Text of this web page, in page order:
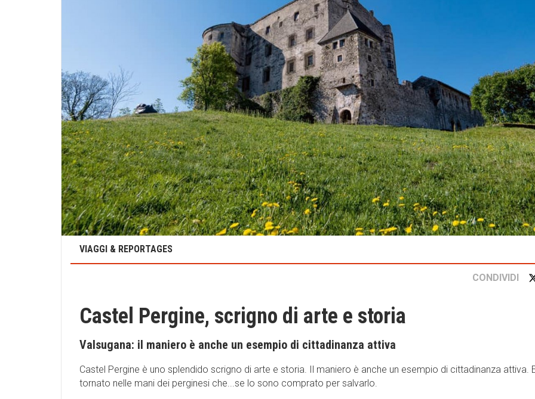
VIAGGI & REPORTAGES
CONDIVIDI
Castel Pergine, scrigno di arte e storia
Valsugana: il maniero è anche un esempio di cittadinanza attiva
Castel Pergine è uno splendido scrigno di arte e storia. Il maniero è anche un esempio di cittadinanza attiva.
tornato nelle mani dei perginesi che...se lo sono comprato per salvarlo.